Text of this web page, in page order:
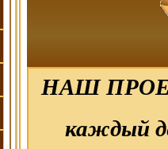
НАШ
каждый